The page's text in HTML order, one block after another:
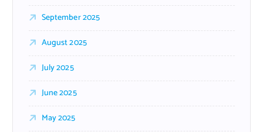
September 2025
August 2025
July 2025
June 2025
May 2025